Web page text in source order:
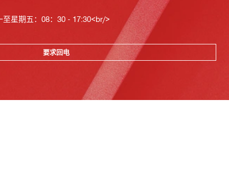
星期五：08：30 - 17:30<br/>
要求回电